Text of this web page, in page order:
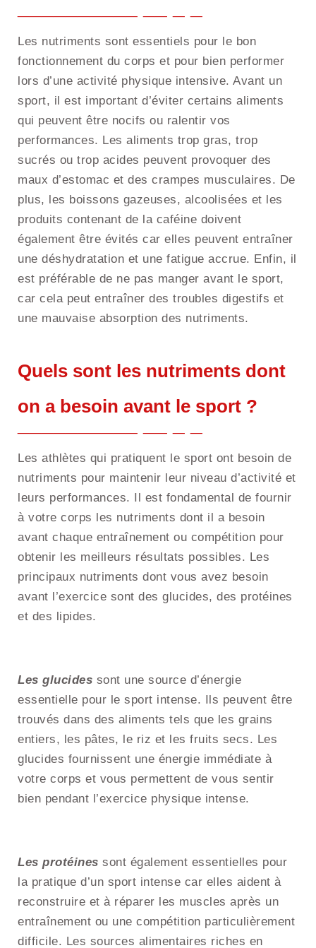
Les nutriments sont essentiels pour le bon
fonctionnement du corps et pour bien performer
lors d’une activité physique intensive. Avant un
sport, il est important d’éviter certains aliments
qui peuvent être nocifs ou ralentir vos
performances. Les aliments trop gras, trop
sucrés ou trop acides peuvent provoquer des
maux d’estomac et des crampes musculaires. De
plus, les boissons gazeuses, alcoolisées et les
produits contenant de la caféine doivent
également être évités car elles peuvent entraîner
une déshydratation et une fatigue accrue. Enfin, il
est préférable de ne pas manger avant le sport,
car cela peut entraîner des troubles digestifs et
une mauvaise absorption des nutriments.
Quels sont les nutriments dont
on a besoin avant le sport ?
Les athlètes qui pratiquent le sport ont besoin de
nutriments pour maintenir leur niveau d’activité et
leurs performances. Il est fondamental de fournir
à votre corps les nutriments dont il a besoin
avant chaque entraînement ou compétition pour
obtenir les meilleurs résultats possibles. Les
principaux nutriments dont vous avez besoin
avant l’exercice sont des glucides, des protéines
et des lipides.
Les glucides sont une source d’énergie
essentielle pour le sport intense. Ils peuvent être
trouvés dans des aliments tels que les grains
entiers, les pâtes, le riz et les fruits secs. Les
glucides fournissent une énergie immédiate à
votre corps et vous permettent de vous sentir
bien pendant l’exercice physique intense.
Les protéines sont également essentielles pour
la pratique d’un sport intense car elles aident à
reconstruire et à réparer les muscles après un
entraînement ou une compétition particulièrement
difficile. Les sources alimentaires riches en